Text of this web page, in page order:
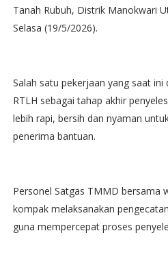
Tanah Rubuh, Distrik Manokwari
Selasa (19/5/2026).
Salah satu pekerjaan yang saat ini
RTLH sebagai tahap akhir
lebih rapi, bersih dan nyaman
penerima bantuan.
Personel Satgas TMMD bersama
kompak melaksanakan
guna mempercepat proses